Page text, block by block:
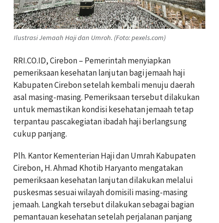
Ilustrasi Jemaah Haji dan Umroh. (Foto: pexels.com)
RRI.CO.ID, Cirebon – Pemerintah menyiapkan
pemeriksaan kesehatan lanjutan bagi jemaah haji
Kabupaten Cirebon setelah kembali menuju daerah
asal masing-masing. Pemeriksaan tersebut dilakukan
untuk memastikan kondisi kesehatan jemaah tetap
terpantau pascakegiatan ibadah haji berlangsung
cukup panjang.
Plh. Kantor Kementerian Haji dan Umrah Kabupaten
Cirebon, H. Ahmad Khotib Haryanto mengatakan
pemeriksaan kesehatan lanjutan dilakukan melalui
puskesmas sesuai wilayah domisili masing-masing
jemaah. Langkah tersebut dilakukan sebagai bagian
pemantauan kesehatan setelah perjalanan panjang